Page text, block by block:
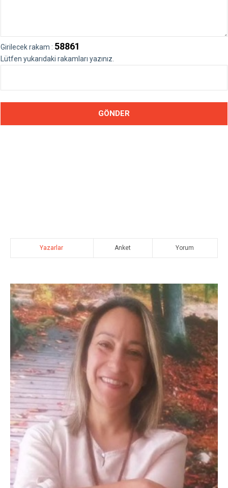
Girilecek rakam : 58861
Lütfen yukarıdaki rakamları yazınız.
Yazarlar Anket Yorum